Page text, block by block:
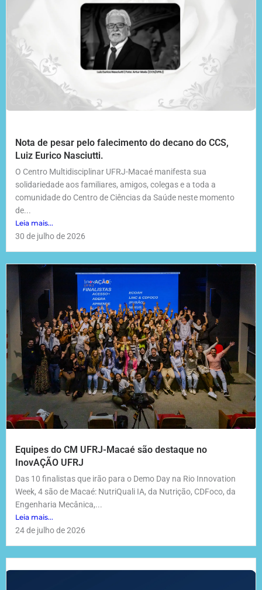
Nota de pesar pelo falecimento do decano do CCS,
Luiz Eurico Nasciutti.
O Centro Multidisciplinar UFRJ-Macaé manifesta sua
solidariedade aos familiares, amigos, colegas e a toda a
comunidade do Centro de Ciências da Saúde neste momento
de...
Leia mais...
30 de julho de 2026
Equipes do CM UFRJ-Macaé são destaque no
InovAÇÃO UFRJ
Das 10 finalistas que irão para o Demo Day na Rio Innovation
Week, 4 são de Macaé: NutriQuali IA, da Nutrição, CDFoco, da
Engenharia Mecânica,...
Leia mais...
24 de julho de 2026